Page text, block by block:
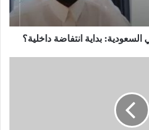
بداية انتفاضة داخلية؟